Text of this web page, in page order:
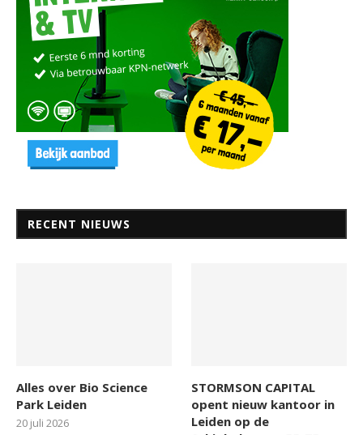
RECENT NIEUWS
Alles over Bio Science
Park Leiden
20 juli 2026
STORMSON CAPITAL
opent nieuw kantoor in
Leiden op de